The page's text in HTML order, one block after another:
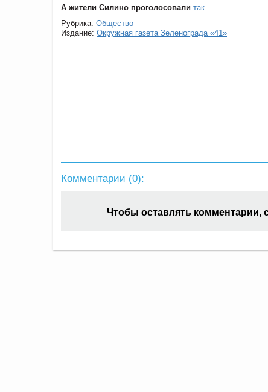
А жители Силино проголосовали так.
Рубрика: Общество
Издание: Окружная газета Зеленограда «41»
Комментарии (0):
Чтобы оставлять комментарии,